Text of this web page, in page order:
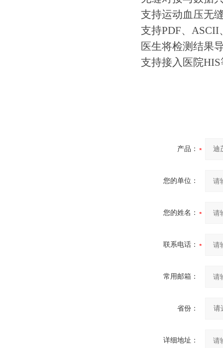
支持运动血压无
支持PDF、ASCII
医生将检测结果
支持接入医院
产品：
您的单位：
您的姓名：
联系电话：
常用邮箱：
省份：
详细地址：